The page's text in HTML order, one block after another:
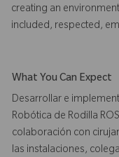
creating an
included, respected,
What You Can Expect
Desarrollar e
Robótica de Rodilla
colaboración con
las instalaciones,